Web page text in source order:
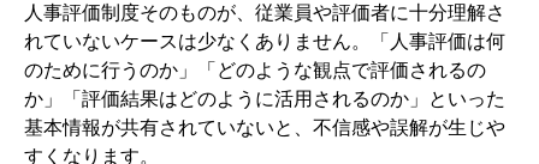
人事評価制度そのものが、従業員や評価者に十分理解さ
れていないケースは少なくありません。「人事評価は何
のために行うのか」「どのような観点で評価されるの
か」「評価結果はどのように活用されるのか」といった
基本情報が共有されていないと、不信感や誤解が生じや
すくなります。